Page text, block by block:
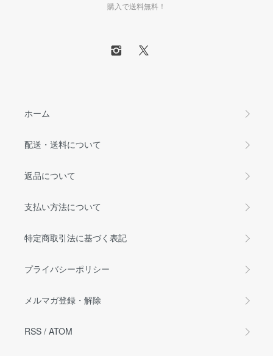
購入で送料無料！
ホーム
配送・送料について
返品について
支払い方法について
特定商取引法に基づく表記
プライバシーポリシー
メルマガ登録・解除
RSS / ATOM